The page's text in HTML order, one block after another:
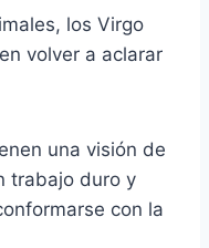
los Virgo
volver a aclarar
una visión de
trabajo duro y
con la